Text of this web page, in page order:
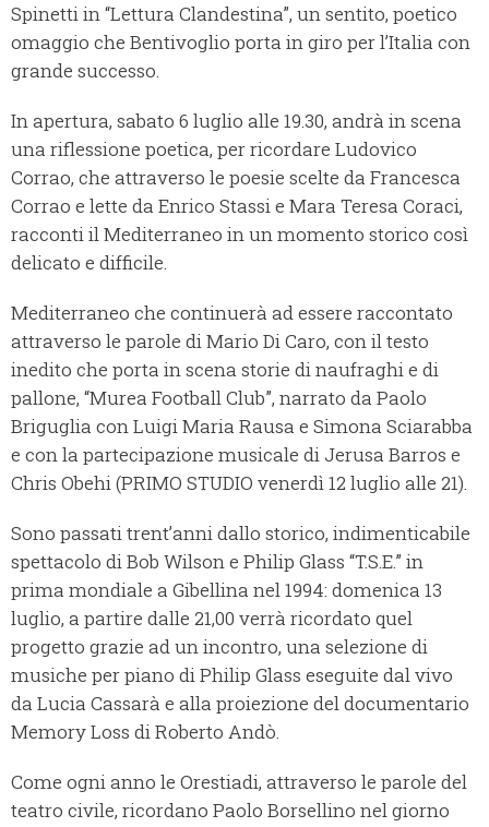
Spinetti in “Lettura Clandestina”, un sentito, poetico
omaggio che Bentivoglio porta in giro per l’Italia con
grande successo.
In apertura, sabato 6 luglio alle 19.30, andrà in scena
una riflessione poetica, per ricordare Ludovico
Corrao, che attraverso le poesie scelte da Francesca
Corrao e lette da Enrico Stassi e Mara Teresa Coraci,
racconti il Mediterraneo in un momento storico così
delicato e difficile.
Mediterraneo che continuerà ad essere raccontato
attraverso le parole di Mario Di Caro, con il testo
inedito che porta in scena storie di naufraghi e di
pallone, “Murea Football Club”, narrato da Paolo
Briguglia con Luigi Maria Rausa e Simona Sciarabba
e con la partecipazione musicale di Jerusa Barros e
Chris Obehi (PRIMO STUDIO venerdì 12 luglio alle 21).
Sono passati trent’anni dallo storico, indimenticabile
spettacolo di Bob Wilson e Philip Glass “T.S.E.” in
prima mondiale a Gibellina nel 1994: domenica 13
luglio, a partire dalle 21,00 verrà ricordato quel
progetto grazie ad un incontro, una selezione di
musiche per piano di Philip Glass eseguite dal vivo
da Lucia Cassarà e alla proiezione del documentario
Memory Loss di Roberto Andò.
Come ogni anno le Orestiadi, attraverso le parole del
teatro civile, ricordano Paolo Borsellino nel giorno